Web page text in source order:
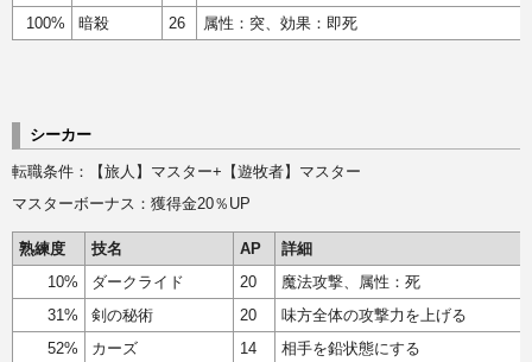
100%
暗殺 26 属性：突、効果：即死
シーカー
転職条件：【旅人】マスター+【遊牧者】マスター
マスターボーナス：獲得金20％UP
熟練度 技名 AP
詳細
10%
ダークライド 20
魔法攻撃、属性：死
31%
剣の秘術 20
味方全体の攻撃力を上げる
52%
カーズ 14 相手を鉛状態にする